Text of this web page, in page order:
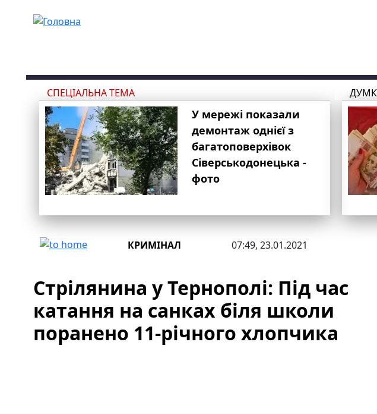
СПЕЦІАЛЬНА ТЕМА
У мережі показали
демонтаж однієї з
багатоповерхівок
Сіверськодонецька -
фото
КРИМІНАЛ 07:49, 23.01.2021
Стрілянина у Тернополі: Під час
катання на санках біля школи
поранено 11-річного хлопчика